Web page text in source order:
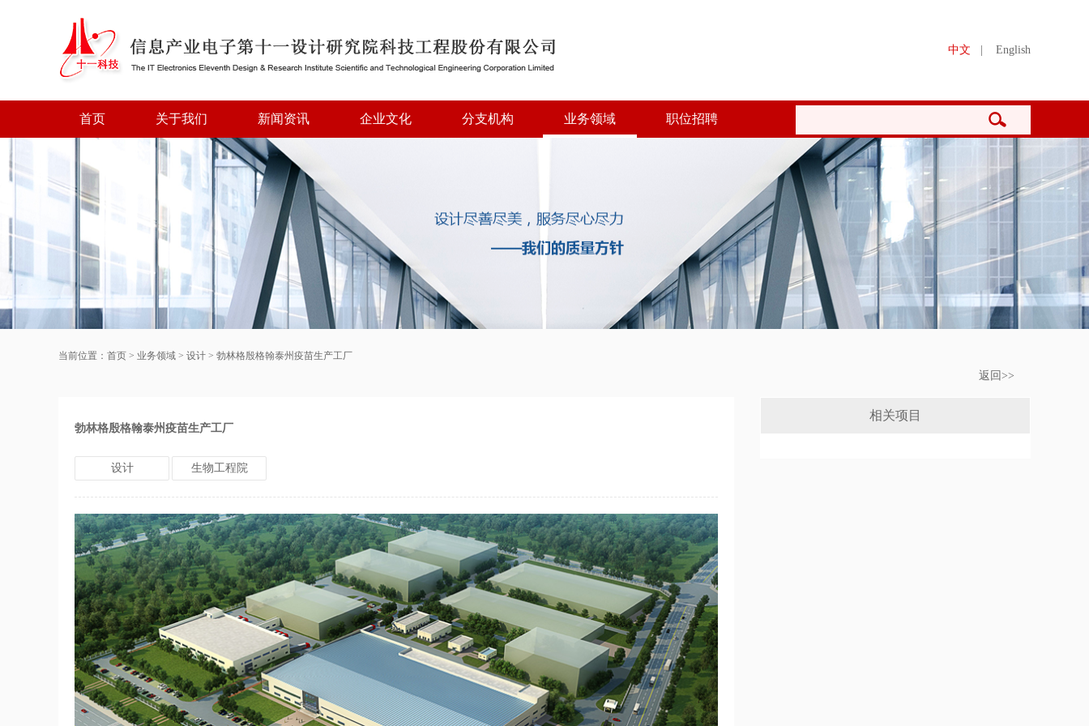
中文 English
首页 关于我们 新闻资讯 企业文化 分支机构 业务领域 职位招聘
当前位置： 首页 > 业务领域 > 设计 > 勃林格殷格翰泰州疫苗生产工厂
返回>>
勃林格殷格翰泰州疫苗生产工厂
设计 生物工程院
相关项目